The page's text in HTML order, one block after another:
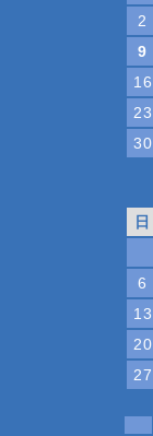
2
9
16
23
30
日
6
13
20
27